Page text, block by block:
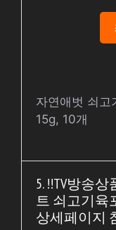
자연애벗 쇠고
15g, 10개
5. !!TV방송
트 쇠고기육
상세페이지